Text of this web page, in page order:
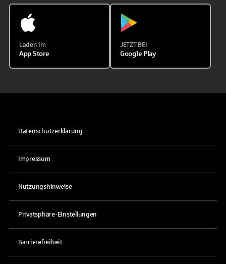
Laden im
App Store
JETZT BEI
Google Play
Datenschutzerklärung
Impressum
Nutzungshinweise
Privatsphäre-Einstellungen
Barrierefreiheit